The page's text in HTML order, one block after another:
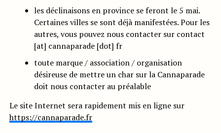
les déclinaisons en province se feront le 5 mai.
Certaines villes se sont déjà manifestées. Pour les
autres, vous pouvez nous contacter sur contact
[at] cannaparade [dot] fr
toute marque / association / organisation
désireuse de mettre un char sur la Cannaparade
doit nous contacter au préalable
Le site Internet sera rapidement mis en ligne sur
https://cannaparade.fr